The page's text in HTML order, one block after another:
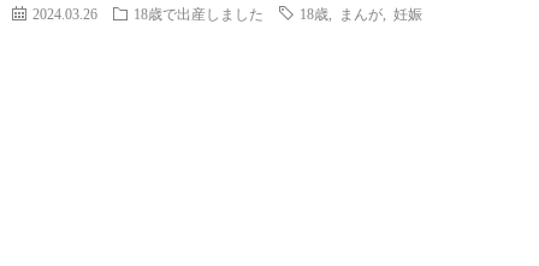
2024.03.26 18歳で出産しました 18歳 まんが 妊娠